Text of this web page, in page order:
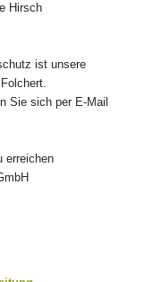
Hirsch
ist unsere
Sie sich per E-Mail
erreichen